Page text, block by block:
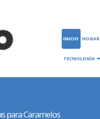
INICIO HOGAR
TECNOLOGÍA
para Caramelos